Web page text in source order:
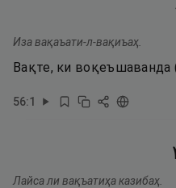
Иза вақаъати-л-вақиъаҳ.
Вақте, ки
56:1
Лайса ли вақъатиҳа казибаҳ.